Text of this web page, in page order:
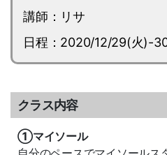
講師：リサ
日程：2020/12/29(火)-
クラス内容
①マイソール